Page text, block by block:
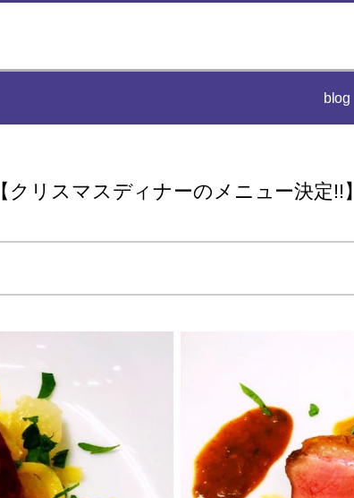
blog
【クリスマスディナーのメニュー決定!!】